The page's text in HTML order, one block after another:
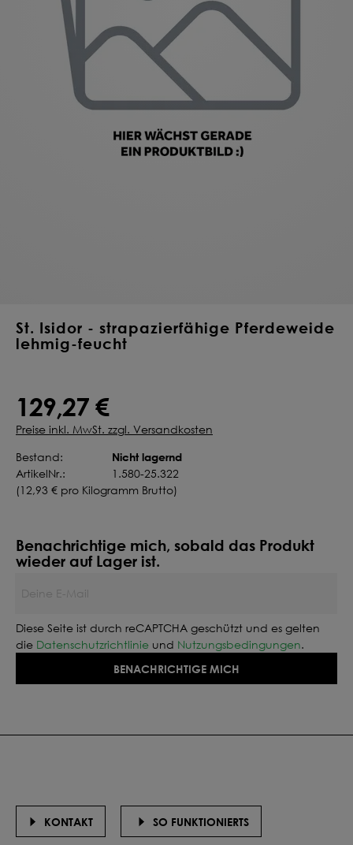
St. Isidor - strapazierfähige Pferdeweide
lehmig-feucht
129,27 €
Preise inkl. MwSt. zzgl. Versandkosten
Bestand:
Nicht lagernd
ArtikelNr.:
1.580-25.322
(12,93 € pro Kilogramm Brutto)
Benachrichtige mich, sobald das Produkt
wieder auf Lager ist.
Diese Seite ist durch reCAPTCHA geschützt und es gelten
die Datenschutzrichtlinie und Nutzungsbedingungen.
BENACHRICHTIGE MICH
KONTAKT SO FUNKTIONIERTS
Deine Saat-
Mischung
konfigurieren
QUALITÄT VOM PROFI
INDIVIDUELL FÜR DICH
JETZT KONFIGURIEREN